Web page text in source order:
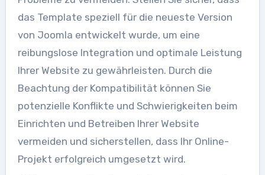
das Template speziell für die neueste Version
von Joomla entwickelt wurde, um eine
reibungslose Integration und optimale Leistung
Ihrer Website zu gewährleisten. Durch die
Beachtung der Kompatibilität können Sie
potenzielle Konflikte und Schwierigkeiten beim
Einrichten und Betreiben Ihrer Website
vermeiden und sicherstellen, dass Ihr Online-
Projekt erfolgreich umgesetzt wird.